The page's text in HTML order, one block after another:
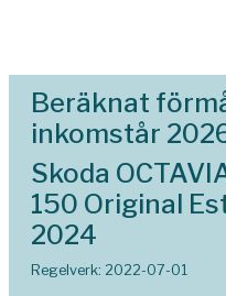
Beräknat
inkomstår
Skoda
150 Original
2024
Regelverk: 2022-07-01